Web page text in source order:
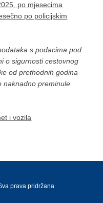
po mjesecima
po policijskim
s podacima pod
o sigurnosti cestovnog
od prethodnih godina
naknadno preminule
i vozila
prava pridržana